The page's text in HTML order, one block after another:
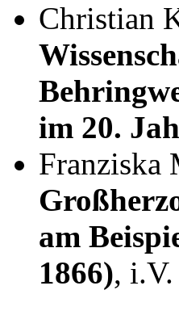
Christian
im 20.
am
1866),